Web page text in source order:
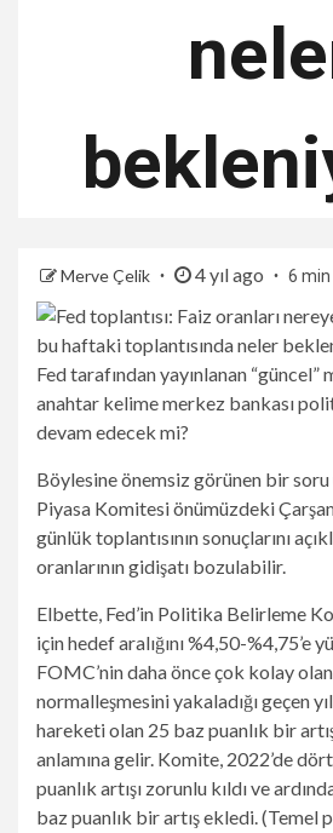
Merve Çelik 4 yıl ago 6 min
Fed tarafından yayınlanan
anahtar kelime merkez bankası
devam edecek mi?
Böylesine önemsiz görünen bir soru
Piyasa Komitesi önümüzdeki
günlük toplantısının sonuçlarını
oranlarının gidişatı bozulabilir.
Elbette, Fed’in Politika Belirleme
için hedef aralığını %4,50-%4,75’e
FOMC’nin daha önce çok kolay
normalleşmesini yakaladığı geçen
hareketi olan 25 baz puanlık bir
anlamına gelir. Komite, 2022’de
puanlık artışı zorunlu kıldı ve
baz puanlık bir artış ekledi. (Temel